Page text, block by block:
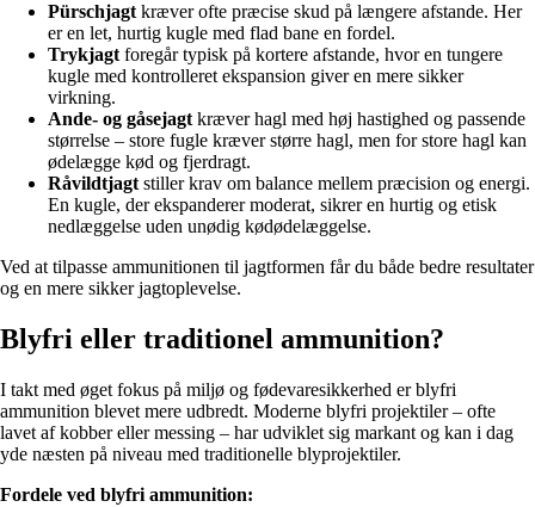
Pürschjagtkræver ofte præcise skud på længere afstande. Her
er en let, hurtig kugle med flad bane en fordel.
Trykjagtforegår typisk på kortere afstande, hvor en tungere
kugle med kontrolleret ekspansion giver en mere sikker
virkning.
Ande- og gåsejagtkræver hagl med høj hastighed og passende
størrelse – store fugle kræver større hagl, men for store hagl kan
ødelægge kød og fjerdragt.
Råvildtjagtstiller krav om balance mellem præcision og energi.
En kugle, der ekspanderer moderat, sikrer en hurtig og etisk
nedlæggelse uden unødig kødødelæggelse.
Ved at tilpasse ammunitionen til jagtformen får du både bedre resultater
og en mere sikker jagtoplevelse.
Blyfri eller traditionel ammunition?
I takt med øget fokus på miljø og fødevaresikkerhed er blyfri
ammunition blevet mere udbredt. Moderne blyfri projektiler – ofte
lavet af kobber eller messing – har udviklet sig markant og kan i dag
yde næsten på niveau med traditionelle blyprojektiler.
Fordele ved blyfri ammunition: